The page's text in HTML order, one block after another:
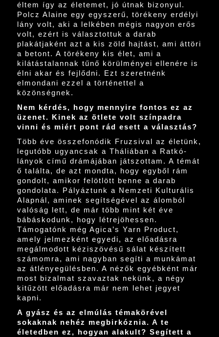
éltem így az életemet, jó útnak bizonyul.
Polcz Alaine egy egyszerű, törékeny erdélyi
lány volt, aki a lelkében mégis nagyon erős
volt, ezért is választottuk a darab
plakátjaként azt a kis zöld hajtást, ami áttöri
a betont. A törékeny kis élet, ami a
kilátástalannak tűnő körülményei ellenére is
élni akar és fejlődni. Ezt szeretnénk
elmondani ezzel a történettel a
közönségnek.
Nem kérdés, hogy mennyire fontos ez az
üzenet. Kinek az ötlete volt színpadra
vinni és miért pont rád esett a választás?
Több éve összefonódik Fruzsival az életünk,
legutóbb ugyancsak a Tháliában a Ratkó-
lányok című drámájában játszottam. A témát
ő találta, de azt mondta, hogy egyből rám
gondolt, amikor felötlött benne a darab
gondolata. Pályáztunk a Nemzeti Kulturális
Alapnál, aminek segítségével az álomból
valóság lett, de már több mint két éve
bábáskodunk, hogy létrejöhessen.
Támogatónk még Agica’s Yarn Product,
amely jelmezként egyedi, az előadásra
megálmodott kéziszövésű sálat készített
számomra, ami nagyban segíti a munkámat
az átlényegülésben. A nézők egyébként már
most bizalmat szavaztak nekünk, a négy
kitűzött előadásra már nem lehet jegyet
kapni.
A gyász és az elmúlás témakörével
sokaknak nehéz megbirkóznia. A te
életedben ez, hogyan alakult? Segített a